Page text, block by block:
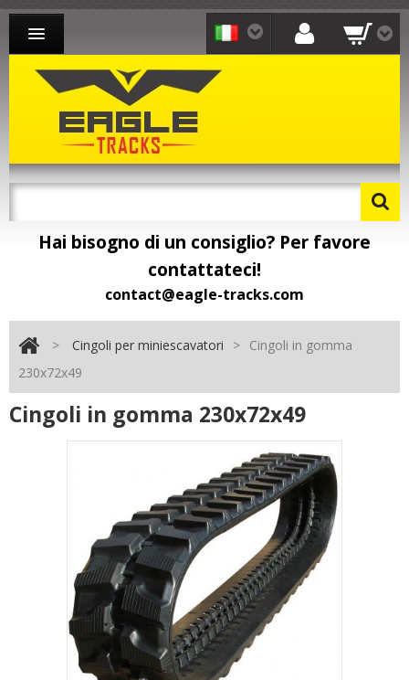
CINGOLI PER MINIESCAVATORI
CINGOLI PER PALE
CINGOLI PER MOTOCARRIOLA
Hai bisogno di un consiglio? Per favore
contattateci!
contact@eagle-tracks.com
> Cingoli per miniescavatori >
Cingoli in gomma
230x72x49
Cingoli in gomma 230x72x49